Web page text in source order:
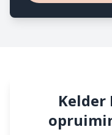
Kelder